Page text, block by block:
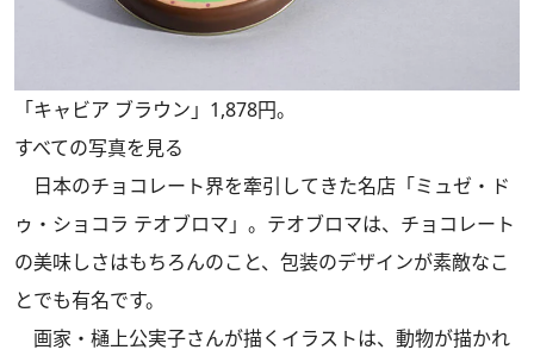
「キャビア ブラウン」1,878円。
すべての写真を見る
日本のチョコレート界を牽引してきた名店「ミュゼ・ド
ゥ・ショコラ テオブロマ」。テオブロマは、チョコレート
の美味しさはもちろんのこと、包装のデザインが素敵なこ
とでも有名です。
画家・樋上公実子さんが描くイラストは、動物が描かれ